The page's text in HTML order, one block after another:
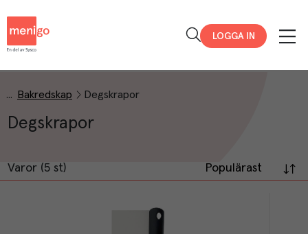
LOGGA IN
Bakredskap Degskrapor
Degskrapor
Varor (5 st) Populärast